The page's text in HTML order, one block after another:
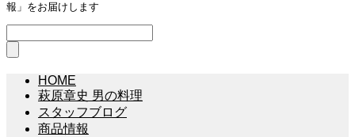
報」をお届けします
HOME
萩原章史 男の料理
スタッフブログ
商品情報